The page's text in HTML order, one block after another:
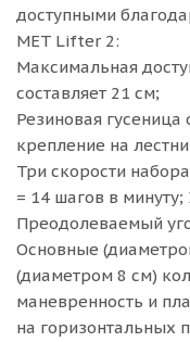
доступными
MET Lifter 2:
Максимальная
составляет 21 см;
Резиновая
крепление на
Три скорости
= 14 шагов в
Преодолеваемый
Основные
(диаметром 8 см)
маневренность и
на горизонтальных